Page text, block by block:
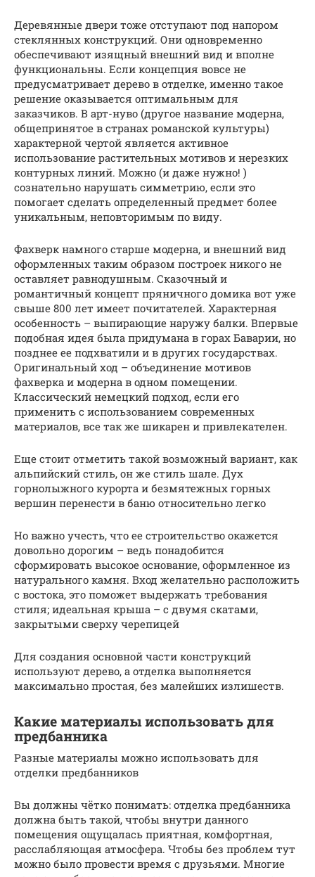
Деревянные двери тоже отступают под напором
стеклянных конструкций. Они одновременно
обеспечивают изящный внешний вид и вполне
функциональны. Если концепция вовсе не
предусматривает дерево в отделке, именно такое
решение оказывается оптимальным для
заказчиков. В арт-нуво (другое название модерна,
общепринятое в странах романской культуры)
характерной чертой является активное
использование растительных мотивов и нерезких
контурных линий. Можно (и даже нужно! )
сознательно нарушать симметрию, если это
помогает сделать определенный предмет более
уникальным, неповторимым по виду.
Фахверк намного старше модерна, и внешний вид
оформленных таким образом построек никого не
оставляет равнодушным. Сказочный и
романтичный концепт пряничного домика вот уже
свыше 800 лет имеет почитателей. Характерная
особенность – выпирающие наружу балки. Впервые
подобная идея была придумана в горах Баварии, но
позднее ее подхватили и в других государствах.
Оригинальный ход – объединение мотивов
фахверка и модерна в одном помещении.
Классический немецкий подход, если его
применить с использованием современных
материалов, все так же шикарен и привлекателен.
Еще стоит отметить такой возможный вариант, как
альпийский стиль, он же стиль шале. Дух
горнолыжного курорта и безмятежных горных
вершин перенести в баню относительно легко
Но важно учесть, что ее строительство окажется
довольно дорогим – ведь понадобится
сформировать высокое основание, оформленное из
натурального камня. Вход желательно расположить
с востока, это поможет выдержать требования
стиля; идеальная крыша – с двумя скатами,
закрытыми сверху черепицей
Для создания основной части конструкций
используют дерево, а отделка выполняется
максимально простая, без малейших излишеств.
Какие материалы использовать для
предбанника
Разные материалы можно использовать для
отделки предбанников
Вы должны чётко понимать: отделка предбанника
должна быть такой, чтобы внутри данного
помещения ощущалась приятная, комфортная,
расслабляющая атмосфера. Чтобы без проблем тут
можно было провести время с друзьями. Многие